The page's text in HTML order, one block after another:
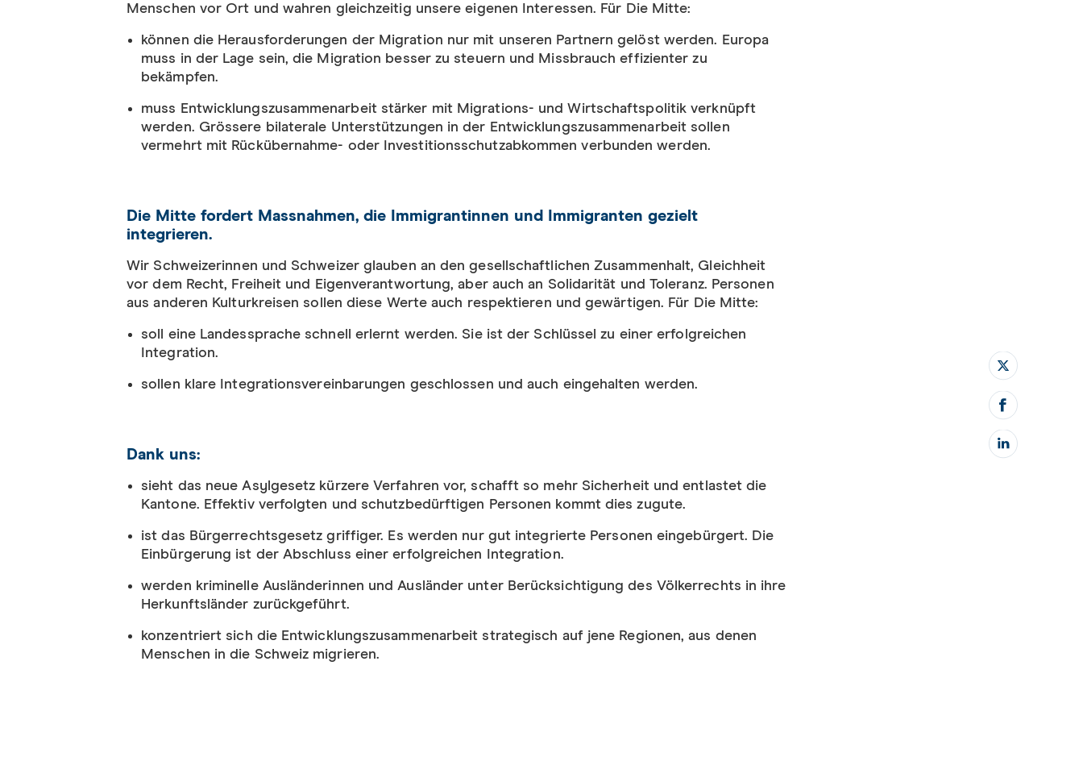
Menschen vor Ort und wahren gleichzeitig unsere eigenen Interessen. Für Die Mitte:
können die Herausforderungen der Migration nur mit unseren Partnern gelöst werden. Europa
muss in der Lage sein, die Migration besser zu steuern und Missbrauch effizienter zu
bekämpfen.
muss Entwicklungszusammenarbeit stärker mit Migrations- und Wirtschaftspolitik verknüpft
werden. Grössere bilaterale Unterstützungen in der Entwicklungszusammenarbeit sollen
vermehrt mit Rückübernahme- oder Investitionsschutzabkommen verbunden werden.
Die Mitte fordert Massnahmen, die Immigrantinnen und Immigranten gezielt
integrieren.
Wir Schweizerinnen und Schweizer glauben an den gesellschaftlichen Zusammenhalt, Gleichheit
vor dem Recht, Freiheit und Eigenverantwortung, aber auch an Solidarität und Toleranz. Personen
aus anderen Kulturkreisen sollen diese Werte auch respektieren und gewärtigen. Für Die Mitte:
soll eine Landessprache schnell erlernt werden. Sie ist der Schlüssel zu einer erfolgreichen
Integration.
sollen klare Integrationsvereinbarungen geschlossen und auch eingehalten werden.
Dank uns:
sieht das neue Asylgesetz kürzere Verfahren vor, schafft so mehr Sicherheit und entlastet die
Kantone. Effektiv verfolgten und schutzbedürftigen Personen kommt dies zugute.
ist das Bürgerrechtsgesetz griffiger. Es werden nur gut integrierte Personen eingebürgert. Die
Einbürgerung ist der Abschluss einer erfolgreichen Integration.
werden kriminelle Ausländerinnen und Ausländer unter Berücksichtigung des Völkerrechts in ihre
Herkunftsländer zurückgeführt.
konzentriert sich die Entwicklungszusammenarbeit strategisch auf jene Regionen, aus denen
Menschen in die Schweiz migrieren.